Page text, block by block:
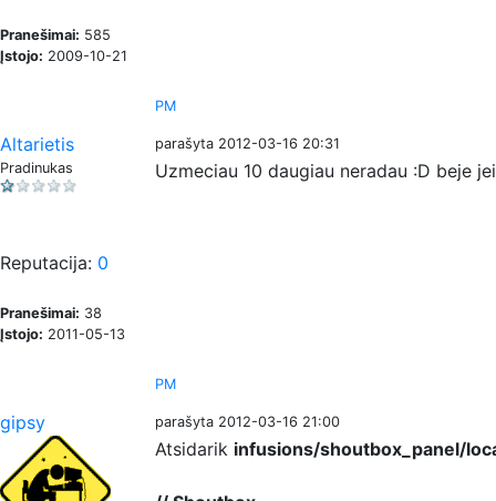
Pranešimai: 585
Įstojo: 2009-10-21
PM
Altarietis
parašyta 2012-03-16 20:31
Pradinukas
Reputacija: 0
Pranešimai: 38
Įstojo: 2011-05-13
Uzmeciau 10 daugiau neradau :D beje
PM
gipsy parašyta 2012-03-16 21:00
Atsidarik infusions/shoutbox_panel/